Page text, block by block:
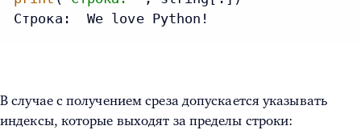
Строка:  We love Python!
В случае с получением среза допускается указывать
индексы, которые выходят за пределы строки: